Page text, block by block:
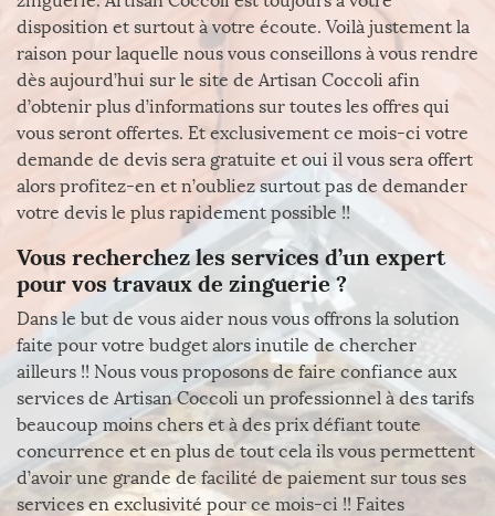
disposition et surtout à votre écoute. Voilà justement la
raison pour laquelle nous vous conseillons à vous rendre
dès aujourd’hui sur le site de Artisan Coccoli afin
d’obtenir plus d’informations sur toutes les offres qui
vous seront offertes. Et exclusivement ce mois-ci votre
demande de devis sera gratuite et oui il vous sera offert
alors profitez-en et n’oubliez surtout pas de demander
votre devis le plus rapidement possible !!
Vous recherchez les services d’un expert
pour vos travaux de zinguerie ?
Dans le but de vous aider nous vous offrons la solution
faite pour votre budget alors inutile de chercher
ailleurs !! Nous vous proposons de faire confiance aux
services de Artisan Coccoli un professionnel à des tarifs
beaucoup moins chers et à des prix défiant toute
concurrence et en plus de tout cela ils vous permettent
d’avoir une grande de facilité de paiement sur tous ses
services en exclusivité pour ce mois-ci !! Faites